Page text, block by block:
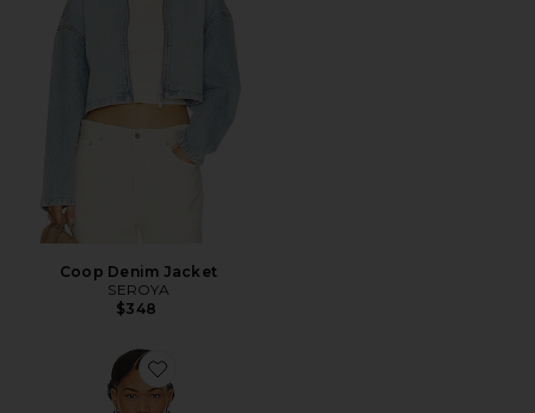
Coop Denim Jacket
SEROYA
$348
Favorite Kenny Bomber